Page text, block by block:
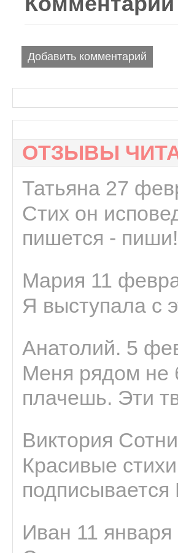
Добавить комментарий
ОТЗЫВЫ
Татьяна 27
Стих он
пишется -
Мария 11
Я выступала с
Анатолий. 5
Меня рядом не
плачешь. Эти
Виктория
Красивые
Иван 11